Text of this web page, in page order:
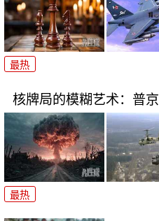
最热
核牌局的模糊艺术：普
最热